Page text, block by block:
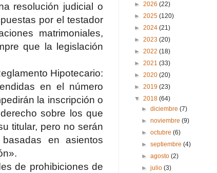
resolución judicial o
por el testador
matrimoniales,
que la legislación
Hipotecario:
en el número
la inscripción o
sobre los que
titular, pero no serán
en asientos
de prohibiciones de
► 2026 (22)
► 2025 (120)
► 2024 (21)
► 2023 (20)
► 2022 (18)
► 2021 (33)
► 2020 (20)
► 2019 (23)
▼ 2018 (64)
►diciembre(7)
►noviembre(9)
►octubre(6)
►septiembre(4)
►agosto(2)
►julio(3)